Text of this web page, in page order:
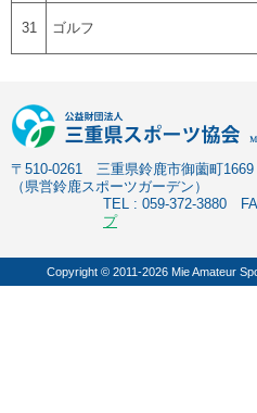
31 ゴルフ
〒510-0261 三重県鈴鹿市御薗町
（県営鈴鹿スポーツガーデン）
TEL : 059-372-3880
プ
Copyright © 2011-2026 Mie Amateur